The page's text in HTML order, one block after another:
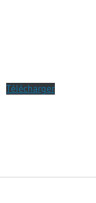
Télécharger